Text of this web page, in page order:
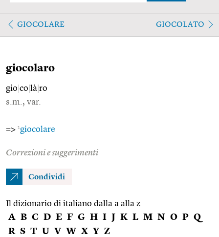
GIOCOLARE GIOCOLATO
giocolaro
gio co là ro
s.m., var.
=> 1giocolare
Correzioni e suggerimenti
Condividi
Il dizionario di italiano dalla a alla z
A B C D E F G H I J K L M N O P Q
R S T U V W X Y Z